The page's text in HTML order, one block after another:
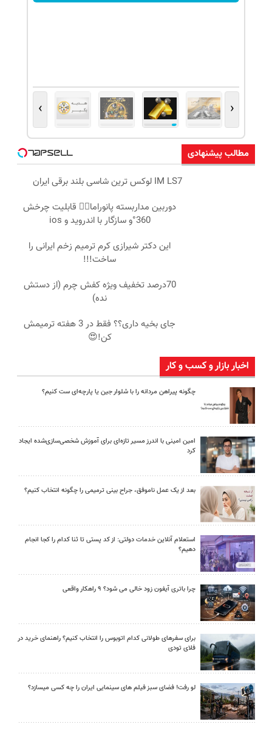
‹
›
مطالب پیشنهادی
IM LS7 لوکس ترین شاسی بلند برقی ایران
دوربین مداربسته پانوراما👈🏻 قابلیت چرخش
360°و سازگار با اندروید و ios
این دکتر شیرازی کرم ترمیم زخم ایرانی را
ساخت!!!
70درصد تخفیف ویژه کفش چرم (از دستش
نده)
جای بخیه داری؟؟ فقط در 3 هفته ترمیمش
کن!😍
اخبار بازار و کسب و کار
چگونه پیراهن مردانه را با شلوار جین یا پارچه‌ای ست کنیم؟
امین امینی با اندرز مسیر تازه‌ای برای آموزش شخصی‌سازی‌شده ایجاد
کرد
بعد از یک عمل ناموفق، جراح بینی ترمیمی را چگونه انتخاب کنیم؟
استعلام آنلاین خدمات دولتی: از کد پستی تا ثنا کدام را کجا انجام
دهیم؟
چرا باتری آیفون زود خالی می شود؟ ۹ راهکار واقعی
برای سفرهای طولانی کدام اتوبوس را انتخاب کنیم؟ راهنمای خرید در
فلای تودی
لو رفت! فضای سبز فیلم های سینمایی ایران را چه کسی میسازد؟